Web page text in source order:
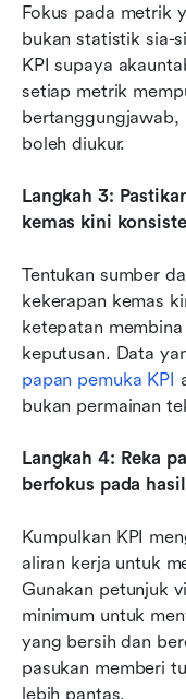
Fokus pada metrik
bukan statistik sia-
KPI supaya
setiap metrik
bertanggungjawab,
boleh diukur.
Langkah 3:
kemas kini
Tentukan sumber
kekerapan kemas
ketepatan
papan pemuka KPI
bukan permainan
Langkah 4: Reka
berfokus pada hasil
Kumpulkan KPI
aliran kerja untuk
Gunakan petunjuk
minimum untuk
yang bersih dan
pasukan memberi
lebih pantas.